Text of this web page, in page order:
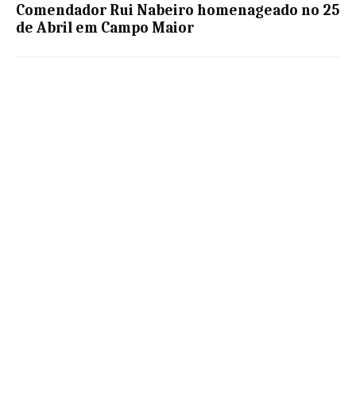
Comendador Rui Nabeiro homenageado no 25
de Abril em Campo Maior